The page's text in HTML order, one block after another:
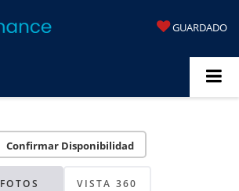
GUARDADO
Confirmar Disponibilidad
FOTOS VISTA 360